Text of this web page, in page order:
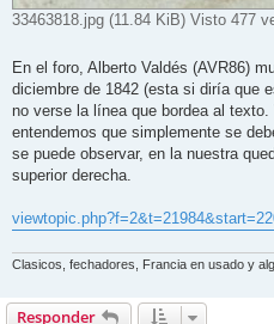
33463818.jpg (11.84 KiB) Visto 477
En el foro, Alberto Valdés (AVR86)
diciembre de 1842 (esta si diría que
no verse la línea que bordea al
entendemos que simplemente se
se puede observar, en la nuestra
superior derecha.
Clasicos, fechadores, Francia en usado y
Responder